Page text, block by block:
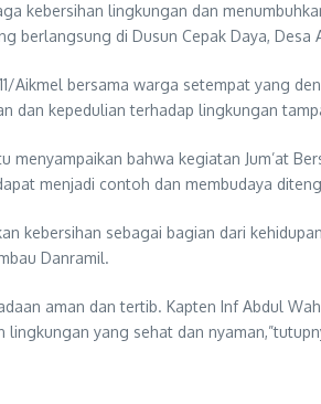
kebersihan lingkungan dan
berlangsung di Dusun Cepak Daya,
Aikmel bersama warga setempat yang
dan kepedulian terhadap lingkungan
menyampaikan bahwa kegiatan Jum’at
menjadi contoh dan membudaya
kebersihan sebagai bagian dari
Danramil.
aman dan tertib. Kapten Inf Abdul
yang sehat dan